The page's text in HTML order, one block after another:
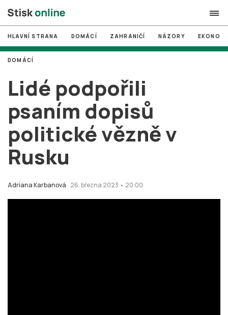
search
# MUNI
Brno
# volby
login PŘIHLÁSIT SE
Zapomněli jste heslo?
HLAVNÍ STRANA DOMÁCÍ ZAHRANIČÍ NÁZORY
Lidé podpořili
psaním dopisů
politické vězně v
Rusku
Adriana Karbanová 26. března 2023 • 20:00
DOMÁCÍ